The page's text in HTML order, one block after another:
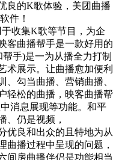
良的K歌体验，美团曲播
件！
收集K歌等节目，为企
客曲播帮手是一款好用的
手)是一为从播全力打制
术展示。让曲播愈加便利
、勾当曲播、营销曲播、
轻松的曲播，映客曲播帮
消息展现等功能。和平
、仍是视频，
良和出众的且特地为从
曲播过程中呈现的问题，
间房曲播伴侣是功能相当